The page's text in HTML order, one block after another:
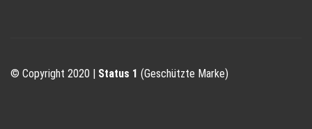
© Copyright 2020 | Status 1 (Geschützte Marke)